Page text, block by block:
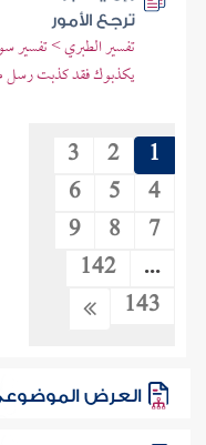
ترجع الأمور
تفسير الطبري > تفسير
يكذبوك فقد كذبت رسل
1
2
3
4
5
6
7
8
9
...
142
143
العرض